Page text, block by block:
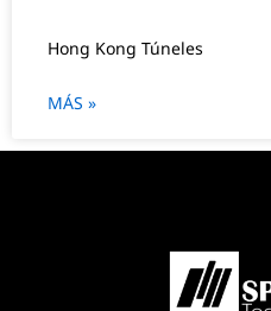
Hong Kong Túneles
MÁS »